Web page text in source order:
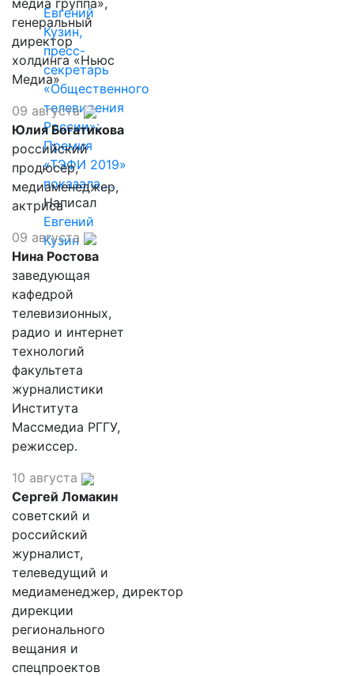
Евгений
Кузин,
пресс-
секретарь
«Общественного
телевидения
России»:
Премия
«ТЭФИ 2019»
показала,…
Написал
Евгений
Кузин
медиа группа»,
генеральный
директор
холдинга «Ньюс
Медиа»
09 августа
Юлия Богатикова
российский
продюсер,
медиаменеджер,
актриса
09 августа
Нина Ростова
заведующая
кафедрой
телевизионных,
радио и интернет
технологий
факультета
журналистики
Института
Массмедиа РГГУ,
режиссер.
10 августа
Сергей Ломакин
советский и
российский
журналист,
телеведущий и
медиаменеджер, директор
дирекции
регионального
вещания и
спецпроектов